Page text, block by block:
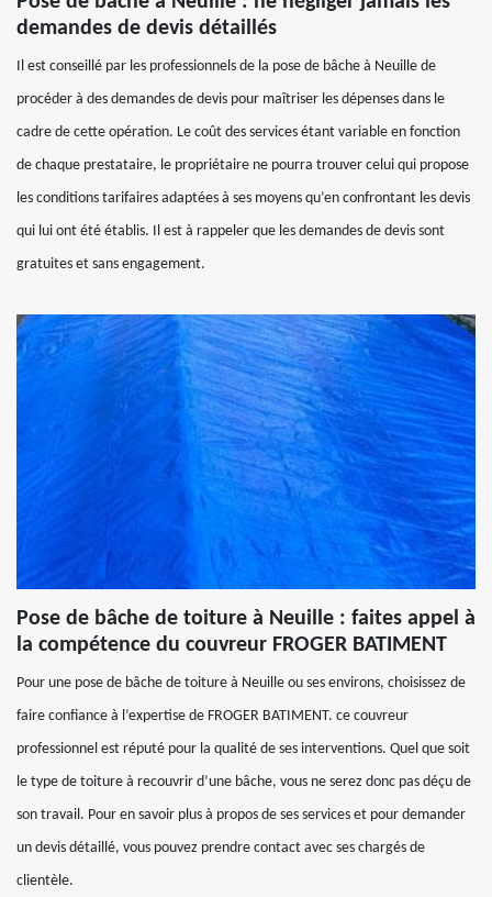
demandes de devis détaillés
Il est conseillé par les professionnels de la pose de bâche à Neuille de
procéder à des demandes de devis pour maîtriser les dépenses dans le
cadre de cette opération. Le coût des services étant variable en fonction
de chaque prestataire, le propriétaire ne pourra trouver celui qui propose
les conditions tarifaires adaptées à ses moyens qu’en confrontant les devis
qui lui ont été établis. Il est à rappeler que les demandes de devis sont
gratuites et sans engagement.
Pose de bâche de toiture à Neuille : faites appel à
la compétence du couvreur FROGER BATIMENT
Pour une pose de bâche de toiture à Neuille ou ses environs, choisissez de
faire confiance à l’expertise de FROGER BATIMENT. ce couvreur
professionnel est réputé pour la qualité de ses interventions. Quel que soit
le type de toiture à recouvrir d’une bâche, vous ne serez donc pas déçu de
son travail. Pour en savoir plus à propos de ses services et pour demander
un devis détaillé, vous pouvez prendre contact avec ses chargés de
clientèle.